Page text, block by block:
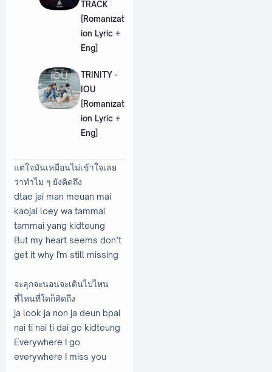
TRACK
[Romanizat
ion Lyric +
Eng]
TRINITY -
IOU
[Romanizat
ion Lyric +
Eng]
แต่ใจมันเหมือนไม่เข้าใจเลย
ว่าทำไม ๆ ยังคิดถึง
dtae jai man meuan mai
kaojai loey wa tammai
tammai yang kidteung
But my heart seems don’t
get it why I'm still missing
จะลุกจะนอนจะเดินไปไหน
ที่ไหนที่ใดก็คิดถึง
ja look ja non ja deun bpai
nai ti nai ti dai go kidteung
Everywhere I go
everywhere I miss you